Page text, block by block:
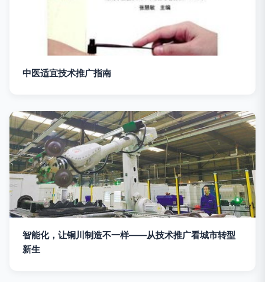
中医适宜技术推广指南
智能化，让铜川制造不一样——从技术推广看城市转型
新生